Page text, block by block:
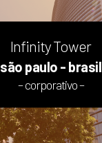
Infinity Tower
são paulo - brasil
– corporativo –